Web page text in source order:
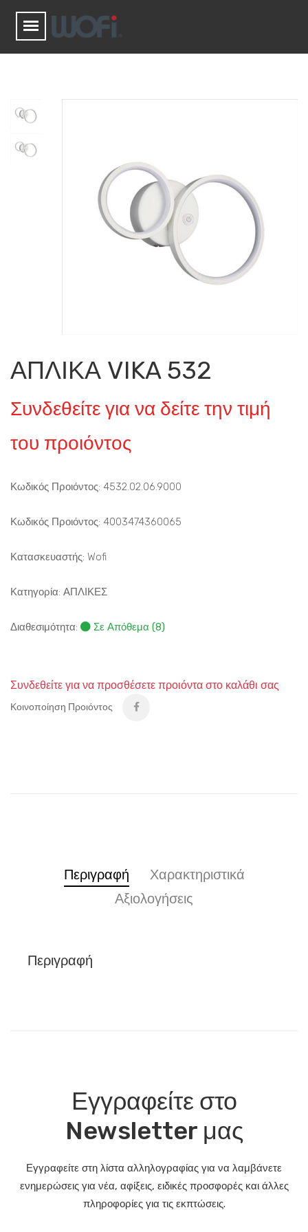
ΑΠΛΙΚΑ VIKA 532
Συνδεθείτε για να δείτε την τιμή
του προιόντος
Κωδικός Προιόντος: 4532.02.06.9000
Κωδικός Προιόντος: 4003474360065
Κατασκευαστής: Wofi
Κατηγορία: ΑΠΛΙΚΕΣ
Διαθεσιμότητα: Σε Απόθεμα (8)
Συνδεθείτε για να προσθέσετε προιόντα στο καλάθι σας
Κοινοποίηση Προιόντος
Περιγραφή
Χαρακτηριστικά
Αξιολογήσεις
Περιγραφή
Εγγραφείτε στο
Newsletter μας
Εγγραφείτε στη λίστα αλληλογραφίας για να λαμβάνετε
ενημερώσεις για νέα, αφίξεις, ειδικές προσφορές και άλλες
πληροφορίες για τις εκπτώσεις.